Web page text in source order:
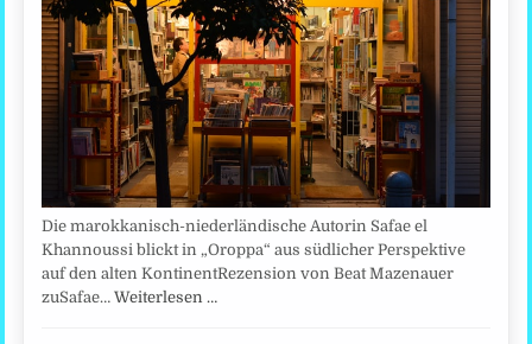
Die marokkanisch-niederländische Autorin Safae el
Khannoussi blickt in „Oroppa“ aus südlicher Perspektive
auf den alten KontinentRezension von Beat Mazenauer
zuSafae…Weiterlesen …